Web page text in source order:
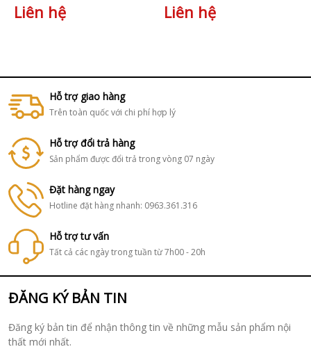
Liên hệ Liên hệ
Hỗ trợ giao hàng
Trên toàn quốc với chi phí hợp lý
Hỗ trợ đổi trả hàng
Sản phẩm được đổi trả trong vòng 07 ngày
Đặt hàng ngay
Hotline đặt hàng nhanh: 0963.361.316
Hỗ trợ tư vấn
Tất cả các ngày trong tuần từ 7h00 - 20h
ĐĂNG KÝ BẢN TIN
Đăng ký bản tin để nhận thông tin về những mẫu sản phẩm nội
thất mới nhất.